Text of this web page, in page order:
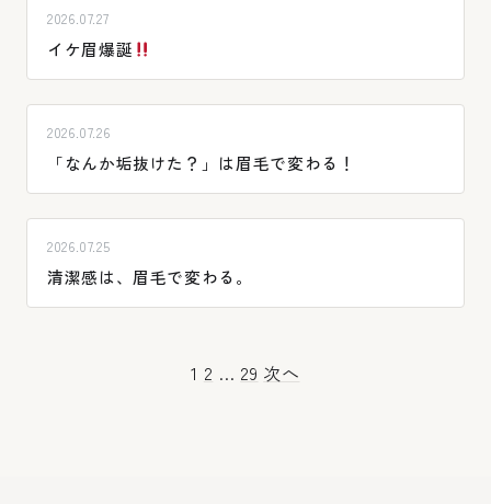
2026.07.27
イケ眉爆誕
2026.07.26
「なんか垢抜けた？」は眉毛で変わる！
2026.07.25
清潔感は、眉毛で変わる。
1 2 … 29 次へ